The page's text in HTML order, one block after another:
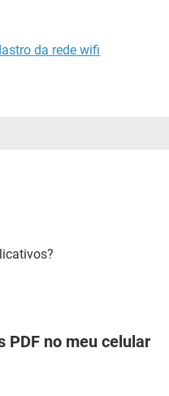
da rede wifi
PDF no meu celular